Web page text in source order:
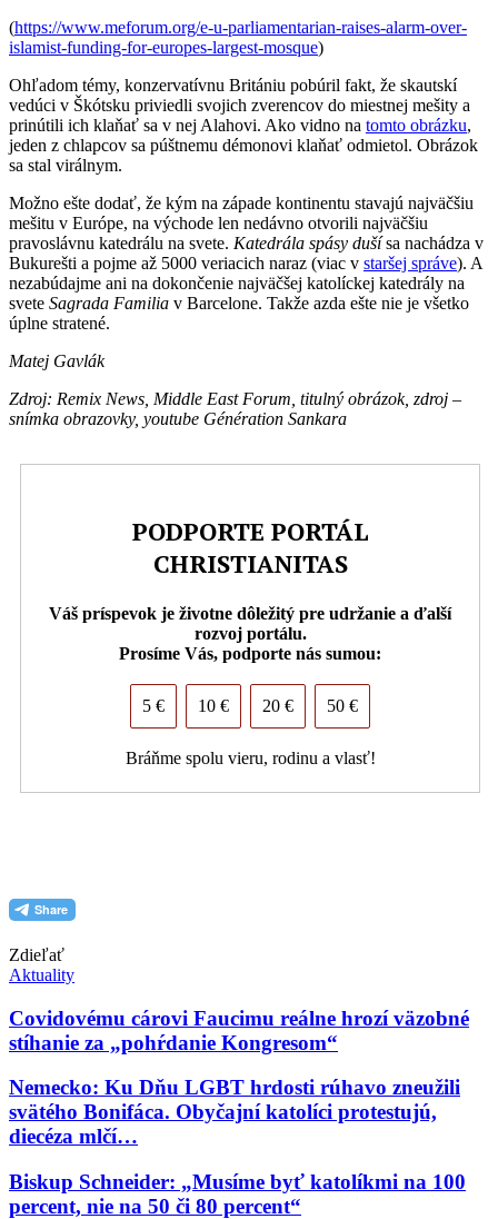
(https://www.meforum.org/e-u-parliamentarian-raises-alarm-over-
islamist-funding-for-europes-largest-mosque)
Ohľadom témy, konzervatívnu Britániu pobúril fakt, že skautskí
vedúci v Škótsku priviedli svojich zverencov do miestnej mešity a
prinútili ich klaňať sa v nej Alahovi. Ako vidno na tomto obrázku,
jeden z chlapcov sa púštnemu démonovi klaňať odmietol. Obrázok
sa stal virálnym.
Možno ešte dodať, že kým na západe kontinentu stavajú najväčšiu
mešitu v Európe, na východe len nedávno otvorili najväčšiu
pravoslávnu katedrálu na svete. Katedrála spásy dušísa nachádza v
Bukurešti a pojme až 5000 veriacich naraz (viac v staršej správe). A
nezabúdajme ani na dokončenie najväčšej katolíckej katedrály na
svete Sagrada Familia v Barcelone. Takže azda ešte nie je všetko
úplne stratené.
Matej Gavlák
Zdroj: Remix News, Middle East Forum, titulný obrázok, zdroj –
snímka obrazovky, youtube Génération Sankara
PODPORTE PORTÁL
CHRISTIANITAS
Váš príspevok je životne dôležitý pre udržanie a ďalší
rozvoj portálu.
Prosíme Vás, podporte nás sumou:
5 € 10 € 20 € 50 €
Bráňme spolu vieru, rodinu a vlasť!
Zdieľať
Aktuality
Covidovému cárovi Faucimu reálne hrozí väzobné
stíhanie za „pohŕdanie Kongresom“
Nemecko: Ku Dňu LGBT hrdosti rúhavo zneužili
svätého Bonifáca. Obyčajní katolíci protestujú,
diecéza mlčí…
Biskup Schneider: „Musíme byť katolíkmi na 100
percent, nie na 50 či 80 percent“